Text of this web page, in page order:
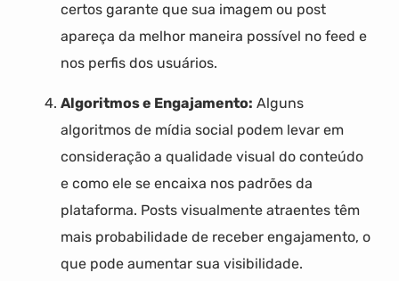
certos garante que sua imagem ou post
apareça da melhor maneira possível no feed e
nos perfis dos usuários.
Algoritmos e Engajamento: Alguns
algoritmos de mídia social podem levar em
consideração a qualidade visual do conteúdo
e como ele se encaixa nos padrões da
plataforma. Posts visualmente atraentes têm
mais probabilidade de receber engajamento, o
que pode aumentar sua visibilidade.